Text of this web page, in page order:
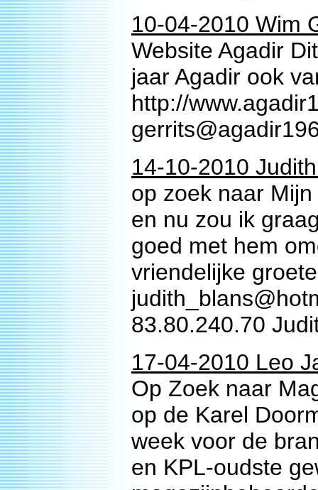
10-04-2010 Wim
Website Agadir
jaar Agadir ook
http://
14-10-2010
op zoek naar
en nu zou ik
goed met hem
vriendelijke
83.80.240.70
17-04-2010 Leo
Op Zoek naar
op de Karel
week voor de
en KPL-oudste